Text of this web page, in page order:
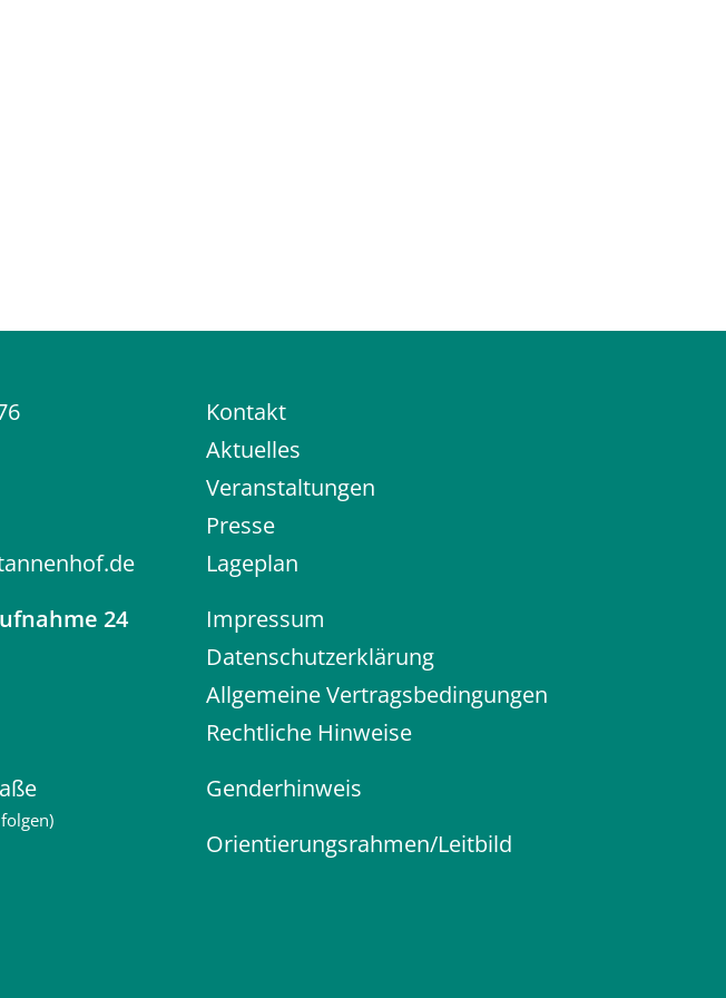
24
folgen)
Kontakt
Aktuelles
Veranstaltungen
Presse
Lageplan
Impressum
Datenschutzerklärung
Allgemeine Vertragsbedingungen
Rechtliche Hinweise
Genderhinweis
Orientierungsrahmen/Leitbild